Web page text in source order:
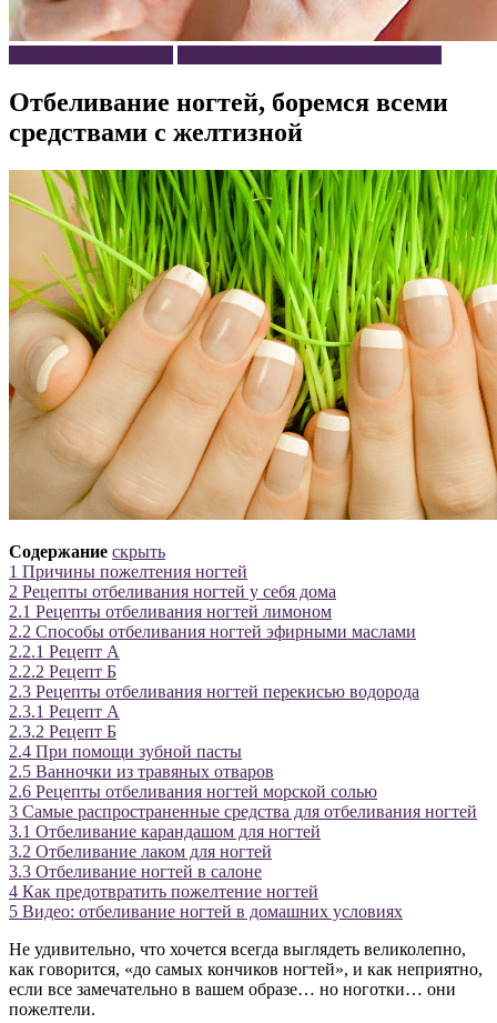
Отбеливание ногтей, боремся всеми
средствами с желтизной
Содержание скрыть
1 Причины пожелтения ногтей
2 Рецепты отбеливания ногтей у себя дома
2.1 Рецепты отбеливания ногтей лимоном
2.2 Способы отбеливания ногтей эфирными маслами
2.2.1 Рецепт А
2.2.2 Рецепт Б
2.3 Рецепты отбеливания ногтей перекисью водорода
2.3.1 Рецепт А
2.3.2 Рецепт Б
2.4 При помощи зубной пасты
2.5 Ванночки из травяных отваров
2.6 Рецепты отбеливания ногтей морской солью
3 Самые распространенные средства для отбеливания ногтей
3.1 Отбеливание карандашом для ногтей
3.2 Отбеливание лаком для ногтей
3.3 Отбеливание ногтей в салоне
4 Как предотвратить пожелтение ногтей
5 Видео: отбеливание ногтей в домашних условиях
Не удивительно, что хочется всегда выглядеть великолепно,
как говорится, «до самых кончиков ногтей», и как неприятно,
если все замечательно в вашем образе… но ноготки… они
пожелтели.